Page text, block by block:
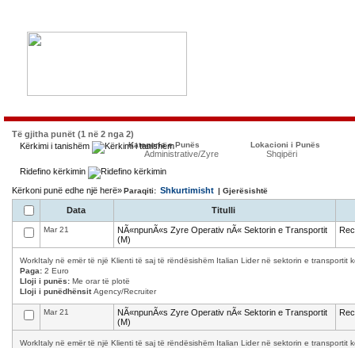
Të gjitha punët (1 në 2 nga 2)
Kërkimi i tanishëm
Kategoria e Punës
Administrative/Zyre
Lokacioni i Punës
Shqipëri
Ridefino kërkimin
Kërkoni punë edhe një herë»Paraqiti: Shkurtimisht | Gjerësishtë
Data Titulli
Mar 21
NÃ«npunÃ«s Zyre Operativ nÃ« Sektorin e Transportit
(M)
WorkItaly në emër të një Klienti të saj të rëndësishëm Italian Lider në sektorin e transportit
Paga: 2 Euro
Lloji i punës: Me orar të plotë
Lloji i punëdhënsitAgency/Recruiter
Mar 21
NÃ«npunÃ«s Zyre Operativ nÃ« Sektorin e Transportit
(M)
WorkItaly në emër të një Klienti të saj të rëndësishëm Italian Lider në sektorin e transportit